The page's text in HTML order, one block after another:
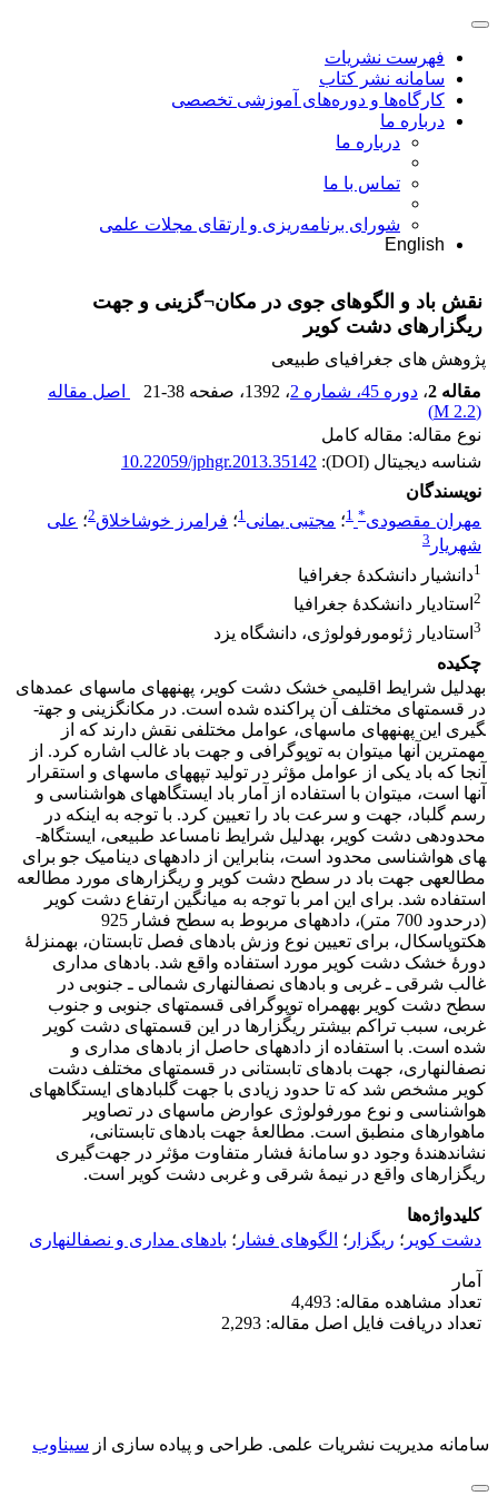
فهرست نشریات
سامانه نشر کتاب
کارگاه‌ها و دوره‌های آموزشی تخصصی
درباره ما
درباره ما
تماس با ما
شورای برنامه‌ریزی و ارتقای مجلات علمی
English
نقش باد و الگوهای جوی در مکان¬گزینی و جهت
ریگزارهای دشت کویر
پژوهش های جغرافیای طبیعی
مقاله 2
، دوره 45، شماره 2 ، 1392 ، صفحه 21-38
اصل مقاله
(
2.2 M
)
نوع مقاله: مقاله کامل
شناسه دیجیتال (DOI):
10.22059/jphgr.2013.35142
نویسندگان
مهران مقصودی*
1؛ مجتبی یمانی1؛ فرامرز خوش‎اخلاق 2؛ علی
شهریار 3
1دانشیار دانشکدۀ جغرافیا
2 استادیار دانشکدۀ جغرافیا
3 استادیار ژئومورفولوژی، دانشگاه یزد
چکیده
به‎دلیل شرایط اقلیمی خشک دشت کویر، پهنه­های ماسه­ای عمده­ای
در قسمت­های مختلف آن پراکنده شده است. در مکان­گزینی و جهت­
گیری این پهنه­های ماسه­ای، عوامل مختلفی نقش دارند که از
مهم‎ترین آنها می­توان به توپوگرافی و جهت باد غالب اشاره کرد. از
آنجا که باد یکی از عوامل مؤثر در تولید تپه­های ماسه­ای و استقرار
آنها است، می­توان با استفاده از آمار باد ایستگاه­های هواشناسی و
رسم گل­باد، جهت و سرعت باد را تعیین کرد. با توجه به اینکه در
محدوده‎ی دشت کویر، به‎دلیل شرایط نامساعد طبیعی، ایستگاه­
های هواشناسی محدود است، بنابراین از داده­های دینامیک جو برای
مطالعه‎ی جهت باد در سطح دشت کویر و ریگزارهای مورد مطالعه
استفاده شد. برای این امر با توجه به میانگین ارتفاع دشت کویر
(درحدود 700 متر)، داده­های مربوط به سطح فشار 925
هکتوپاسکال، برای تعیین نوع وزش بادهای فصل تابستان، به‎منزلۀ
دورۀ خشک دشت کویر مورد استفاده واقع شد. بادهای مداری
غالب شرقی ـ غربی و بادهای نصف‎النهاری شمالی ـ جنوبی در
سطح دشت کویر به‎همراه توپوگرافی قسمت‎های جنوبی و جنوب
غربی، سبب تراکم بیشتر ریگزارها در این قسمت­های دشت کویر
شده است. با استفاده از داده­های حاصل از بادهای مداری و
نصف‎النهاری، جهت بادهای تابستانی در قسمت‏های مختلف دشت
کویر مشخص شد که تا حدود زیادی با جهت گل‏بادهای ایستگاه‏های
هواشناسی و نوع مورفولوژی عوارض ماسه­ای در تصاویر
ماهواره‏ای منطبق است. مطالعۀ جهت بادهای تابستانی،
نشان‎دهندۀ وجود دو سامانۀ فشار متفاوت مؤثر در جهت‌گیری
ریگزارهای واقع در نیمۀ شرقی و غربی دشت کویر است.
کلیدواژه‌ها
دشت کویر ؛ ریگزار ؛ الگوهای فشار ؛ بادهای مداری و نصف‎النهاری
آمار
تعداد مشاهده مقاله: 4,493
تعداد دریافت فایل اصل مقاله: 2,293
سامانه مدیریت نشریات علمی. طراحی و پیاده سازی از سیناوب